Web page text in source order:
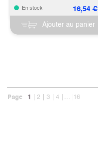
En stock 16,54€
Ajouter au panier
Page 1 2 3 4 … 16